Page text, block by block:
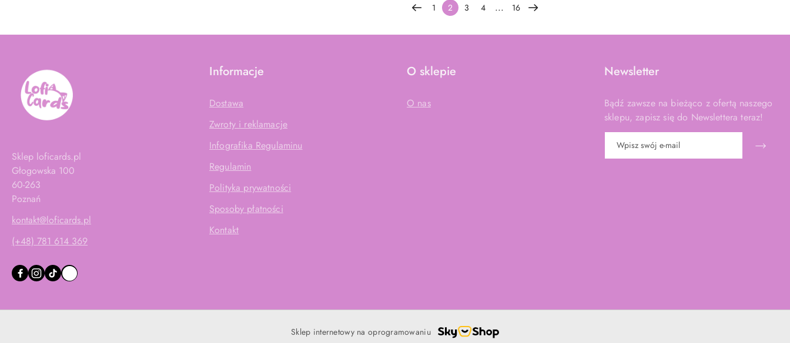
1 2 3 4 ... 16
Sklep loficards.pl
Głogowska 100
60-263
Poznań
kontakt@loficards.pl
(+48) 781 614 369
Informacje
Dostawa
Zwroty i reklamacje
Infografika Regulaminu
Regulamin
Polityka prywatności
Sposoby płatności
Kontakt
O sklepie
O nas
Newsletter
Bądź zawsze na bieżąco z ofertą naszego
sklepu, zapisz się do Newslettera teraz!
Sklep internetowy na oprogramowaniu